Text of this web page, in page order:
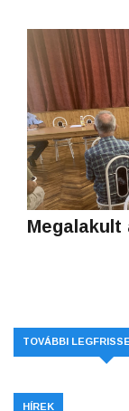
Megalakult
TOVÁBBI
HÍREK